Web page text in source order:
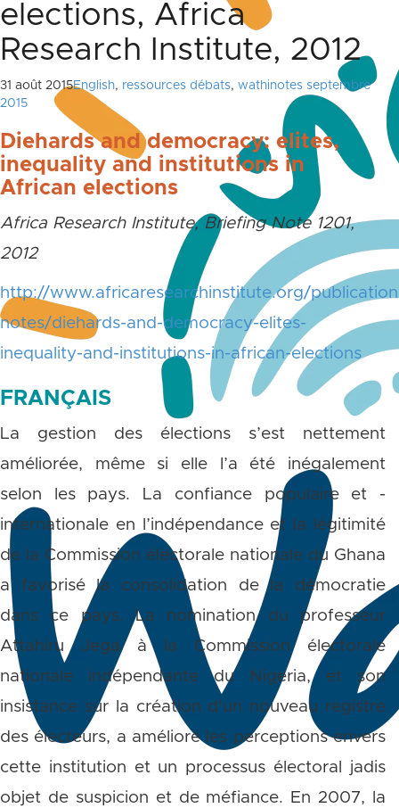
elections, Africa
Research Institute, 2012
31 août 2015English, ressources débats, wathinotes septembre
2015
Diehards and democracy: elites,
inequality and institutions in
African elections
Africa Research Institute, Briefing Note 1201,
2012
http://www.africaresearchinstitute.org/
notes/diehards-and-democracy-elites-
inequality-and-institutions-in-african-elections
FRANÇAIS
La gestion des élections s’est nettement
améliorée, même si elle l’a été inégalement
selon les pays. La confiance populaire et -
internationale en l’indépendance et la légitimité
de la Commission électorale nationale du Ghana
a favorisé la consolidation de la démocratie
dans ce pays. La nomination du professeur
Attahiru Jega à la Commission électorale
nationale indépendante du Nigeria, et son
insistance sur la création d’un nouveau registre
des électeurs, a amélioré les perceptions envers
cette institution et un processus électoral jadis
objet de suspicion et de méfiance. En 2007, la